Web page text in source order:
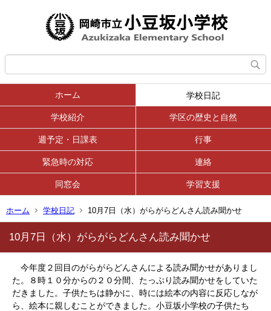
ホーム 学校日記
学校紹介 学区の歴史と自然
週予定・日課表 行事
緊急時の対応 連絡
同窓会 学習支援
ホーム 学校日記 10月7日（水）がらがらどんさん読み聞かせ
10月7日（水）がらがらどんさん読み聞かせ
今年度２回目のがらがらどんさんによる読み聞かせがありまし
た。８時１０分からの２０分間、たっぷり読み聞かせをしていた
だきました。子供たちは静かに、時には絵本の内容に反応しなが
ら、絵本に親しむことができました。小豆坂小学校の子供たち